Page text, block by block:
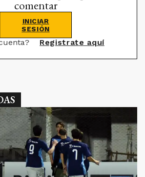
comentar
INICIAR
SESIÓN
Registrate aquí